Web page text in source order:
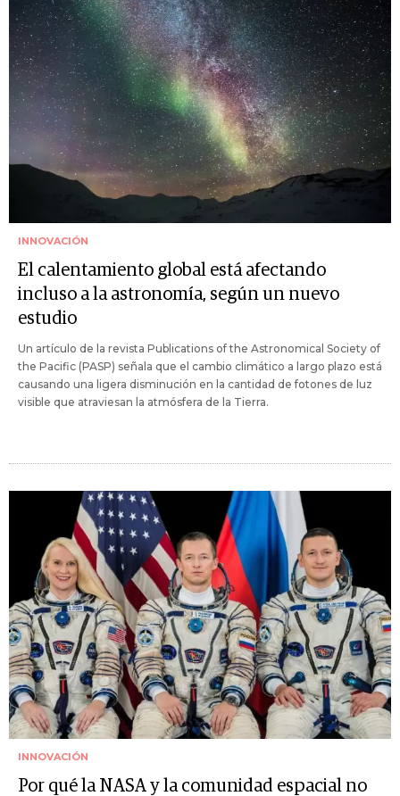
INNOVACIÓN
El calentamiento global está afectando
incluso a la astronomía, según un nuevo
estudio
Un artículo de la revista Publications of the Astronomical Society of
the Pacific (PASP) señala que el cambio climático a largo plazo está
causando una ligera disminución en la cantidad de fotones de luz
visible que atraviesan la atmósfera de la Tierra.
INNOVACIÓN
Por qué la NASA y la comunidad espacial no